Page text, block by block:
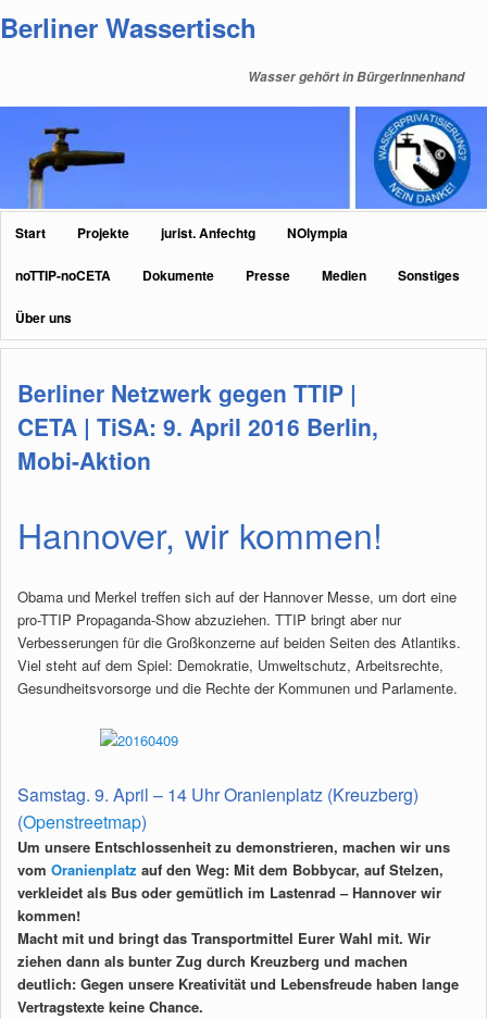
primären
sekundären
Berliner Wassertisch
Wasser gehört in BürgerInnenhand
Hauptmenü
Start Projekte jurist. Anfechtg NOlympia
noTTIP-noCETA Dokumente Presse Medien Sonstiges
Über uns
Berliner Netzwerk gegen TTIP |
CETA | TiSA: 9. April 2016 Berlin,
Mobi-Aktion
Hannover, wir kommen!
Obama und Merkel treffen sich auf der Hannover Messe, um dort eine
pro-TTIP Propaganda-Show abzuziehen. TTIP bringt aber nur
Verbesserungen für die Großkonzerne auf beiden Seiten des Atlantiks.
Viel steht auf dem Spiel: Demokratie, Umweltschutz, Arbeitsrechte,
Gesundheitsvorsorge und die Rechte der Kommunen und Parlamente.
Samstag. 9. April – 14 Uhr Oranienplatz (Kreuzberg)
(Openstreetmap)
Um unsere Entschlossenheit zu demonstrieren, machen wir uns
vom Oranienplatz auf den Weg: Mit dem Bobbycar, auf Stelzen,
verkleidet als Bus oder gemütlich im Lastenrad – Hannover wir
kommen!
Macht mit und bringt das Transportmittel Eurer Wahl mit. Wir
ziehen dann als bunter Zug durch Kreuzberg und machen
deutlich: Gegen unsere Kreativität und Lebensfreude haben lange
Vertragstexte keine Chance.